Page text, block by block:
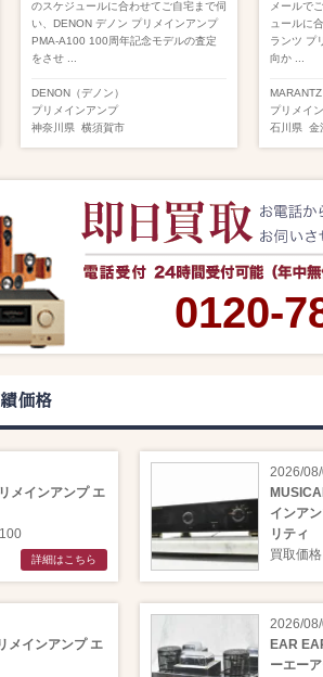
のスケジュールに合わせてご自宅まで伺
い、DENON デノン プリメインアンプ
PMA-A100 100周年記念モデルの査定
をさせ ...
DENON（デノン）
プリメインアンプ
神奈川県 横須賀市
メールで
ュールに
ランツ プ
向か ...
MARANTZ
プリメイ
石川県 金
0120-
価格
メインアンプ エ
詳細はこちら
2026/
インア
リティ
買取価
メインアンプ エ
2026/
EAR
ーエー